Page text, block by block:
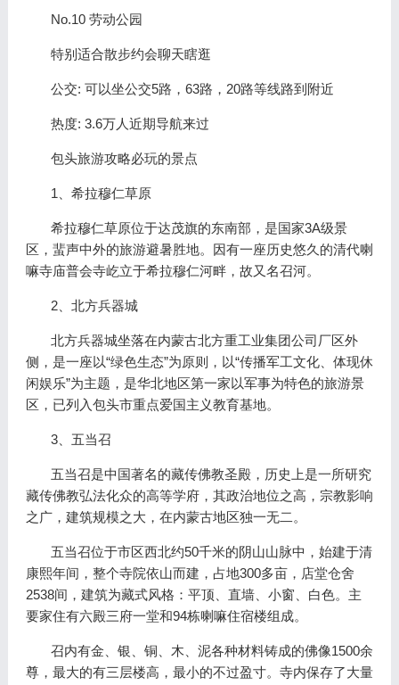
No.10 劳动公园
特别适合散步约会聊天瞎逛
公交: 可以坐公交5路，63路，20路等线路到附近
热度: 3.6万人近期导航来过
包头旅游攻略必玩的景点
1、希拉穆仁草原
希拉穆仁草原位于达茂旗的东南部，是国家3A级景
区，蜚声中外的旅游避暑胜地。因有一座历史悠久的清代喇
嘛寺庙普会寺屹立于希拉穆仁河畔，故又名召河。
2、北方兵器城
北方兵器城坐落在内蒙古北方重工业集团公司厂区外
侧，是一座以“绿色生态”为原则，以“传播军工文化、体现休
闲娱乐”为主题，是华北地区第一家以军事为特色的旅游景
区，已列入包头市重点爱国主义教育基地。
3、五当召
五当召是中国著名的藏传佛教圣殿，历史上是一所研究
藏传佛教弘法化众的高等学府，其政治地位之高，宗教影响
之广，建筑规模之大，在内蒙古地区独一无二。
五当召位于市区西北约50千米的阴山山脉中，始建于清
康熙年间，整个寺院依山而建，占地300多亩，店堂仓舍
2538间，建筑为藏式风格：平顶、直墙、小窗、白色。主
要家住有六殿三府一堂和94栋喇嘛住宿楼组成。
召内有金、银、铜、木、泥各种材料铸成的佛像1500余
尊，最大的有三层楼高，最小的不过盈寸。寺内保存了大量